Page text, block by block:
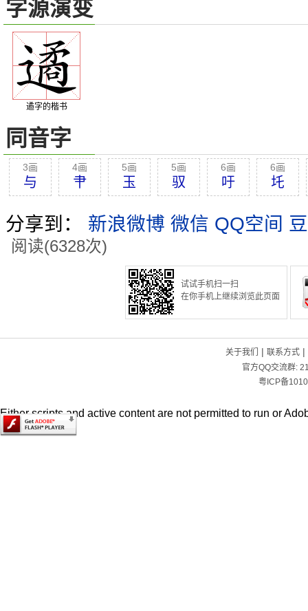
字源演变
遹字的楷书
同音字
3画
与
4画
肀
5画
玉
5画
驭
6画
吁
6画
圫
分享到： 新浪微博 微信 QQ空间
阅读(6328次)
试试手机扫一扫
在你手机上继续浏览此页面
关于我们 | 联系方式|
官方QQ交流群:
粤ICP备
Either scripts and active content are not permitted to run or